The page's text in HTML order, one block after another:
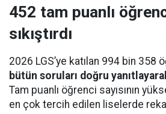
452 tam puanlı
sıkıştırdı
2026 LGS’ye katılan 994 bin 358
bütün soruları doğru
Tam puanlı öğrenci sayısının
en çok tercih edilen liselerde